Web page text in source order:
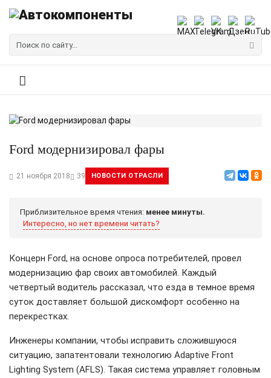
Ford модернизировал фары
21 ноября 2018 39 НОВОСТИ ОТРАСЛИ
Приблизительное время чтения: менее минуты.
Интересно, но нет времени читать?
Концерн Ford, на основе опроса потребителей, провел
модернизацию фар своих автомобилей. Каждый
четвертый водитель рассказал, что езда в темное время
суток доставляет большой дискомфорт особенно на
перекрестках.
Инженеры компании, чтобы исправить сложившуюся
ситуацию, запатентовали технологию Adaptive Front
Lighting System (AFLS). Такая система управляет головным